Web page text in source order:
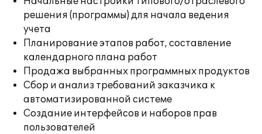
решения (программы) для начала ведения
учета
Планирование этапов работ, составление
календарного плана работ
Продажа выбранных программных продуктов
Сбор и анализ требований заказчика к
автоматизированной системе
Создание интерфейсов и наборов прав
пользователей